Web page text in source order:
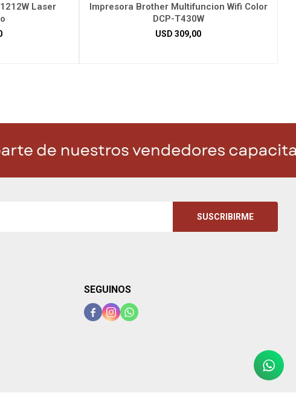
Laser
Impresora Brother Multifuncion Wifi Color
DCP-T430W
USD 309,00
SUSCRIBIRME
SEGUINOS
  